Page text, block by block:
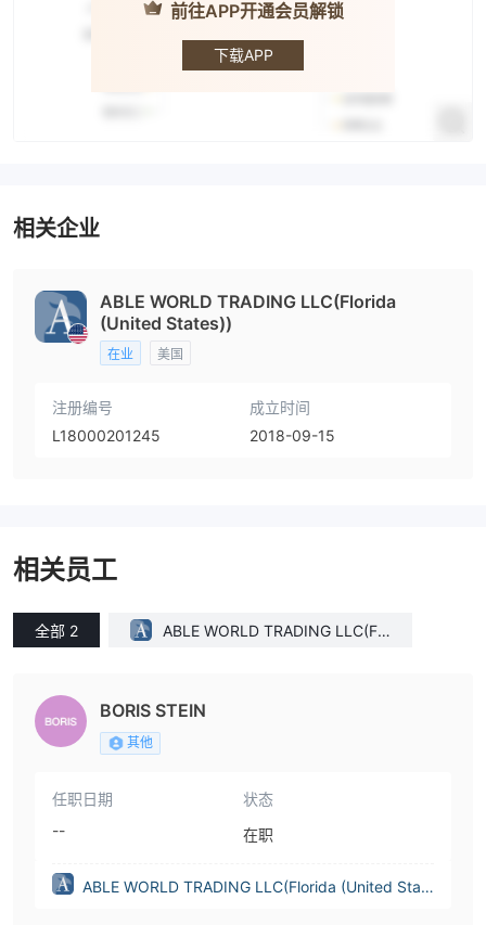
前往APP开通会员解锁
下载APP
相关企业
ABLE WORLD TRADING LLC(Florida
(United States))
在业 美国
注册编号
L18000201245
成立时间
2018-09-15
相关员工
全部 2
ABLE WORLD TRADING LLC(Flo
BORIS STEIN
其他
任职日期
--
状态
在职
ABLE WORLD TRADING LLC(Florida (United Stat